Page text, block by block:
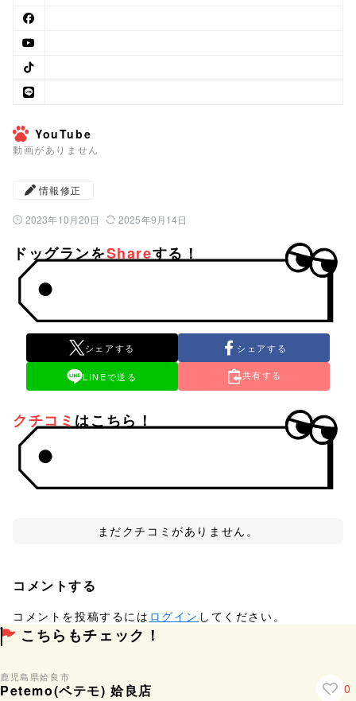
YouTube
動画がありません
情報修正
公開日：
2023年10月20日 最終更新日：
2025年9月14日
ドッグランをShareする！
シェアする シェアする
LINEで送る 共有する
クチコミはこちら！
まだクチコミがありません。
コメントする
コメントを投稿するには ログイン してください。
こちらもチェック！
鹿児島県姶良市
Petemo(ペテモ) 姶良店 0